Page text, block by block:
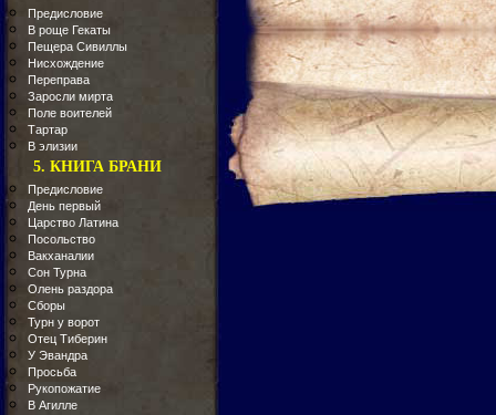
Предисловие
В роще Гекаты
Пещера Сивиллы
Нисхождение
Переправа
Заросли мирта
Поле воителей
Тартар
В элизии
5. КНИГА БРАНИ
Предисловие
День первый
Царство Латина
Посольство
Вакханалии
Сон Турна
Олень раздора
Сборы
Турн у ворот
Отец Тиберин
У Эвандра
Просьба
Рукопожатие
В Агилле